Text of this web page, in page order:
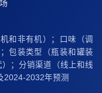
和非有机）；口味（调
包装类型（瓶装和罐装
）；分销渠道（线上和线
2032年预测